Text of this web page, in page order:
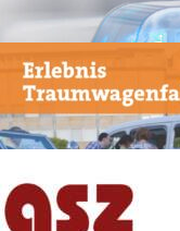
FB News
FB News
IN